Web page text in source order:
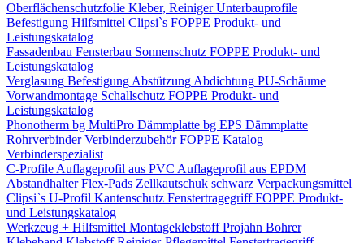
Oberflächenschutzfolie Kleber, Reiniger Unterbauprofile
Befestigung Hilfsmittel Clipsi`s FOPPE Produkt- und
Leistungskatalog
Fassadenbau Fensterbau Sonnenschutz FOPPE Produkt- und
Leistungskatalog
Verglasung Befestigung Abstützung Abdichtung PU-Schäume
Vorwandmontage Schallschutz FOPPE Produkt- und
Leistungskatalog
Phonotherm bg MultiPro Dämmplatte bg EPS Dämmplatte
Rohrverbinder Verbinderzubehör FOPPE Katalog
Verbinderspezialist
C-Profile Auflageprofil aus PVC Auflageprofil aus EPDM
Abstandhalter Flex-Pads Zellkautschuk schwarz Verpackungsmittel
Clipsi`s U-Profil Kantenschutz Fenstertragegriff FOPPE Produkt-
und Leistungskatalog
Werkzeug + Hilfsmittel Montageklebstoff Projahn Bohrer